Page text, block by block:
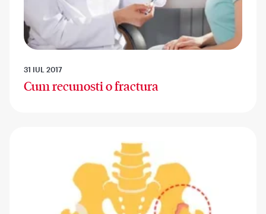
31 IUL 2017
Cum recunosti o fractura